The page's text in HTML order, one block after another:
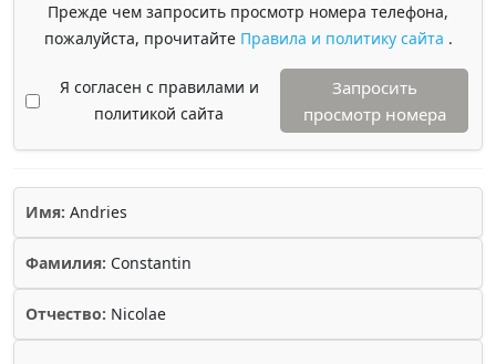
Прежде чем запросить просмотр номера телефона,
пожалуйста, прочитайте Правила и политику сайта .
Я согласен с правилами и
политикой сайта
Запросить
просмотр номера
Имя: Andries
Фамилия: Constantin
Отчество: Nicolae